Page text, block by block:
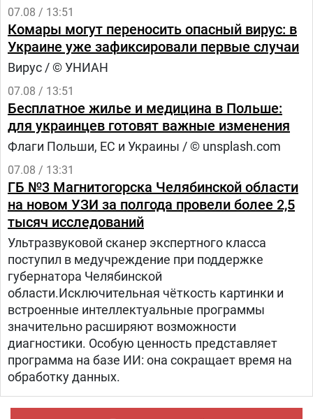
07.08 / 13:51
Комары могут переносить опасный вирус: в
Украине уже зафиксировали первые случаи
Вирус / © УНИАН
07.08 / 13:51
Бесплатное жилье и медицина в Польше:
для украинцев готовят важные изменения
Флаги Польши, ЕС и Украины / © unsplash.com
07.08 / 13:31
ГБ №3 Магнитогорска Челябинской области
на новом УЗИ за полгода провели более 2,5
тысяч исследований
Ультразвуковой сканер экспертного класса
поступил в медучреждение при поддержке
губернатора Челябинской
области.Исключительная чёткость картинки и
встроенные интеллектуальные программы
значительно расширяют возможности
диагностики. Особую ценность представляет
программа на базе ИИ: она сокращает время на
обработку данных.